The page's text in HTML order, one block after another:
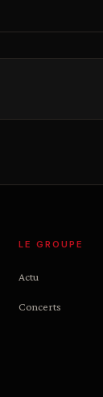
LE GROUPE
Actu
Concerts